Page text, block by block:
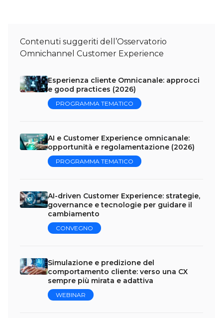
Contenuti suggeriti dell’Osservatorio
Omnichannel Customer Experience
Esperienza cliente Omnicanale: approcci
e good practices (2026)
PROGRAMMA TEMATICO
AI e Customer Experience omnicanale:
opportunità e regolamentazione (2026)
PROGRAMMA TEMATICO
AI-driven Customer Experience: strategie,
governance e tecnologie per guidare il
cambiamento
CONVEGNO
Simulazione e predizione del
comportamento cliente: verso una CX
sempre più mirata e adattiva
WEBINAR